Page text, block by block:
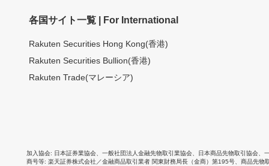
各国サイト一覧 | For International
Rakuten Securities Hong Kong(香港)
Rakuten Securities Bullion(香港)
Rakuten Trade(マレーシア)
加入協会 日本証券業協会 一般社団法人金融先物取引業協会 日本商品先物取引協会
商号等 楽天証券株式会社／金融商品取引業者 関東財務局長（金商）第195号、商品先物